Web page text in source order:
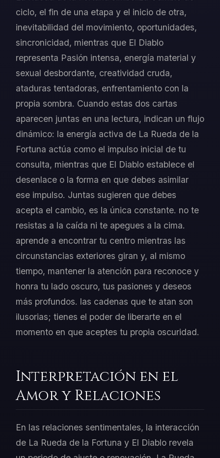
ciclo, el fin de una etapa y el inicio de otra,
inevitabilidad del movimiento, oportunidades,
sincronicidad, mientras que El Diablo
representa Pasión intensa, energía material y
sexual desbordante, creatividad cruda,
ataduras tentadoras, enfrentamiento con la
propia sombra. Cuando estas dos cartas
aparecen juntas en una lectura, indican un flujo
dinámico: la energía activa de La Rueda de la
Fortuna actúa como el impulso inicial de tu
consulta, mientras que El Diablo establece el
desenlace o la forma en que debes asimilar
ese impulso. Juntas sugieren que debes
acepta el cambio, es la única constante. no te
resistas a la caída ni te apegues a la cima.
aprende a encontrar tu centro mientras las
circunstancias exteriores giran y, al mismo
tiempo, mantener la atención para reconoce y
honra tu lado oscuro, tus pasiones y deseos
más profundos. las cadenas que te atan son
ilusorias; tienes el poder de liberarte en el
momento en que aceptes tu propia oscuridad.
Interpretación en el
Amor y Relaciones
En las relaciones sentimentales, la interacción
de La Rueda de la Fortuna y El Diablo revela